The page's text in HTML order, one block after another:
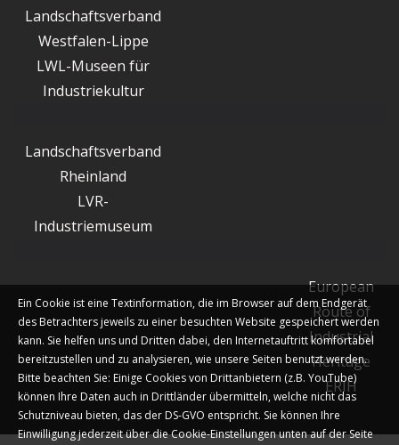
Landschaftsverband
Westfalen-Lippe
LWL-Museen für
Industriekultur
Landschaftsverband
Rheinland
LVR-
Industriemuseum
European
Route of
Industrial
Heritage
ERIH
Ein Cookie ist eine Textinformation, die im Browser auf dem Endgerät
des Betrachters jeweils zu einer besuchten Website gespeichert werden
kann. Sie helfen uns und Dritten dabei, den Internetauftritt komfortabel
bereitzustellen und zu analysieren, wie unsere Seiten benutzt werden.
Bitte beachten Sie: Einige Cookies von Drittanbietern (z.B. YouTube)
können Ihre Daten auch in Drittländer übermitteln, welche nicht das
Schutzniveau bieten, das der DS-GVO entspricht. Sie können Ihre
Einwilligung jederzeit über die Cookie-Einstellungen unten auf der Seite